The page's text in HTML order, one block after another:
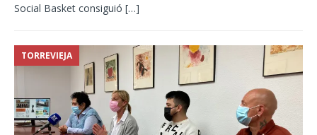
Social Basket consiguió […]
TORREVIEJA